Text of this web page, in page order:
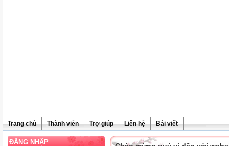
Trang chủ Thành viên Trợ giúp Liên hệ Bài viết
ĐĂNG NHẬP